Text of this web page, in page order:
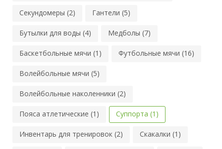
Секундомеры (2) Гантели (5)
Бутылки для воды (4) Медболы (7)
Баскетбольные мячи (1) Футбольные мячи (16)
Волейбольные мячи (5)
Волейбольные наколенники (2)
Пояса атлетические (1) Суппорта (1)
Инвентарь для тренировок (2) Скакалки (1)